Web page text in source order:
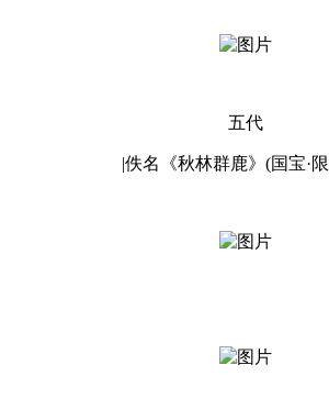
五代
|佚名《秋林群鹿》(国宝·